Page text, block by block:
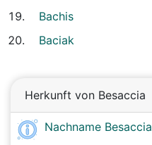
Bachis
Baciak
Herkunft von Besaccia
Nachname Besaccia